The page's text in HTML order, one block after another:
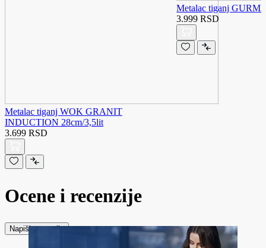
Metalac tiganj WOK GRANIT
INDUCTION 28cm/3,5lit
3.699 RSD
Metalac tiganj
3.999 RSD
Ocene i recenzije
Napiši recenziju